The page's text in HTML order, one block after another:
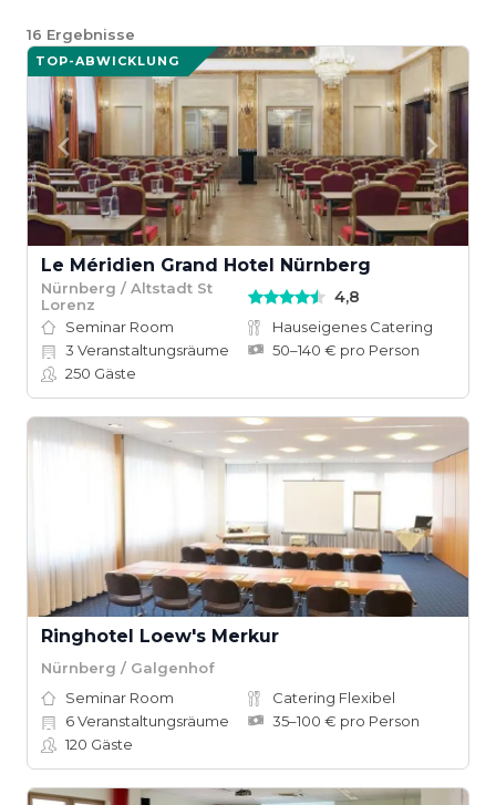
16 Ergebnisse
TOP-ABWICKLUNG
Le Méridien Grand Hotel Nürnberg
Nürnberg / Altstadt St
Lorenz
4,8
Seminar Room
Hauseigenes Catering
3 Veranstaltungsräume
50–140 € pro Person
250 Gäste
Ringhotel Loew's Merkur
Nürnberg / Galgenhof
Seminar Room
Catering Flexibel
6Veranstaltungsräume
35–100 € pro Person
120 Gäste